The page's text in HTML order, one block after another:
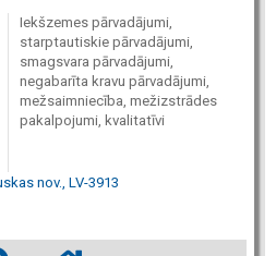
Iekšzemes pārvadājumi,
starptautiskie pārvadājumi,
smagsvara pārvadājumi,
negabarīta kravu pārvadājumi,
mežsaimniecība, mežizstrādes
pakalpojumi, kvalitatīvi
nov., LV-3913